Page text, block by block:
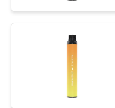
Hülsen-
Starter-